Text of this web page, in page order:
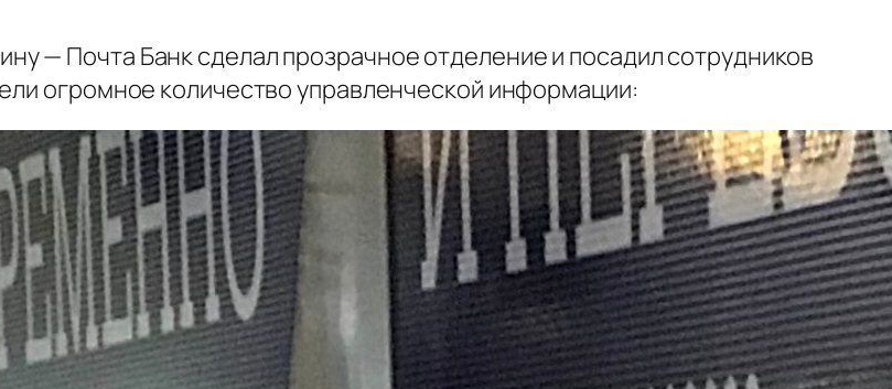
— Почта Банк сделал прозрачное отделение и посадил сотрудников
огромное количество управленческой информации: